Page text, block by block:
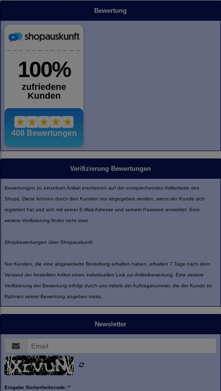
Bewertung
Verifizierung Bewertungen
Bewertungen zu einzelnen Artikel erscheinen auf der entsprechenden Artikelseite des
Shops. Diese können durch den Kunden nur abgegeben werden, wenn der Kunde sich
registriert hat und sich mit seiner E-Mail-Adresse und seinem Passwort anmeldet. Eine
weitere Verifizierung findet nicht statt.
Shopbewertungen über Shopauskunft:
Nur Kunden, die eine abgewickelte Bestellung erhalten haben, erhalten 7 Tage nach dem
Versand der bestellten Artikel einen individuellen Link zur Artikelbewertung. Eine weitere
Verifizierung der Bewertung erfolgt durch uns mittels der Auftragsnummer, die der Kunde im
Rahmen seiner Bewertung angeben muss.
Newsletter
Eingabe Sicherheitscode: *